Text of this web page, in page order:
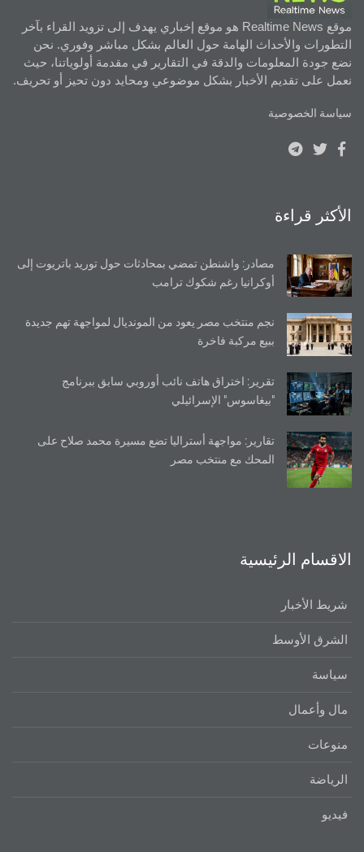
موقع Realtime News هو موقع إخباري يهدف إلى تزويد القراء بآخر
التطورات والأحداث الهامة حول العالم بشكل مباشر وفوري. نحن
نضع جودة المعلومات والدقة في التقارير في مقدمة أولوياتنا، حيث
نعمل على تقديم الأخبار بشكل موضوعي ومحايد دون تحيز أو تحريف.
سياسة الخصوصية
الأكثر قراءة
مصادر: واشنطن تمضي بمحادثات حول توريد باتريوت إلى
أوكرانيا رغم شكوك ترامب
نجم منتخب مصر يعود من المونديال لمواجهة تهم جديدة
ببيع مركبة فاخرة
تقرير: اختراق هاتف نائب أوروبي سابق ببرنامج
"بيغاسوس" الإسرائيلي
تقارير: مواجهة أستراليا تضع مسيرة محمد صلاح على
المحك مع منتخب مصر
الاقسام الرئيسية
شريط الأخبار
الشرق الأوسط
سياسة
مال وأعمال
منوعات
الرياضة
فيديو